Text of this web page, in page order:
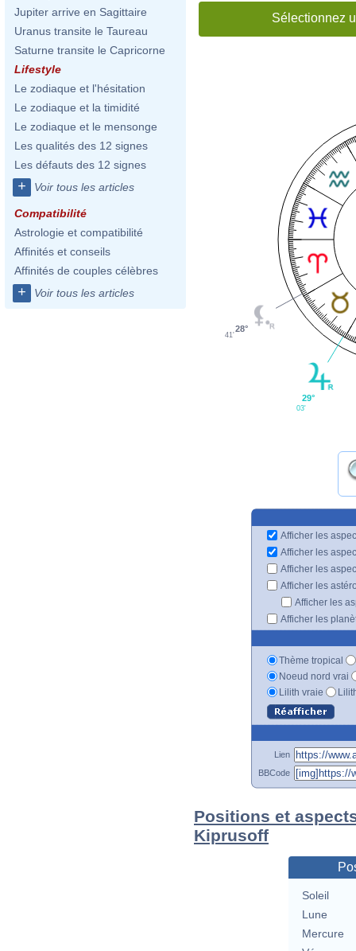
Jupiter arrive en Sagittaire
Uranus transite le Taureau
Saturne transite le Capricorne
Lifestyle
Le zodiaque et l'hésitation
Le zodiaque et la timidité
Le zodiaque et le mensonge
Les qualités des 12 signes
Les défauts des 12 signes
+ Voir tous les articles
Compatibilité
Astrologie et compatibilité
Affinités et conseils
Affinités de couples célèbres
+ Voir tous les articles
Sélectionnez
28°
41'
29°
03'
Afficher les
Afficher les
Afficher les
Afficher les
Afficher les
Afficher les
Thème tropical
Noeud nord vrai
Lilith vraie
Lien
BBCode
Positions et
Kiprusoff
Soleil
Lune
Mercure